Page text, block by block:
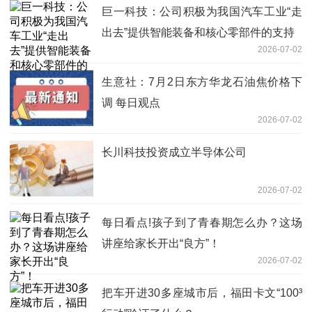
巨一科技：公司积极为我国汽车工业“走
出去”提供智能装备和核心零部件的支持
2026-07-02
生意社：7月2日东方华龙石油焦价格下
调 每日观点
2026-07-02
长川科技投资成立半导体公司
2026-07-02
每日看点!孩子到了青春期怎么办？这场
讲座给家长开出“良方”！
2026-07-02
把车开进30多座城市后，福田卡文“100³